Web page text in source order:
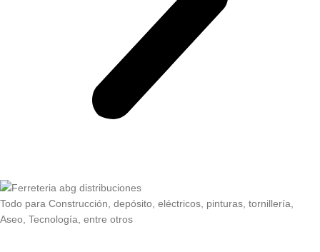
Todo para Construcción, depósito, eléctricos, pinturas, tornillería,
Aseo, Tecnología, entre otros